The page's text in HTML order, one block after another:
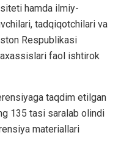
hamda ilmiy-
tadqiqotchilari va
Respublikasi
faol ishtirok
taqdim etilgan
135 tasi saralab olindi
materiallari